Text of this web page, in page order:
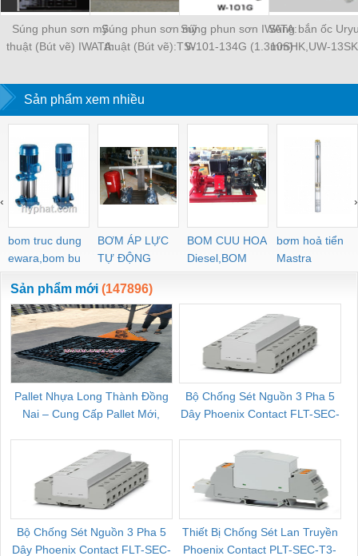
Súng phun sơn mỹ
thuật (Bút vẽ) IWATA:
Súng phun sơn mỹ
thuật (Bút vẽ):TS-
3(0.3mm)
Súng phun sơn IWATA:
W101-134G (1.3mm)
Súng bắn ốc
10SHK,UW-
Sản phẩm xem nhiều
bom truc dung
ewara,bom bu
ewara
BƠM ÁP LỰC
TỰ ĐỘNG
BOM CUU HOA
Diesel,BOM
CHUA CHAY
bơm hoả tiển
Mastra
‹ ›
Sản phẩm mới (147896)
Pallet Nhựa Long Thành Đồng
Nai – Cung Cấp Pallet Mới,
Bộ Chống Sét Nguồn 3 Pha 5
Dây Phoenix Contact FLT-SEC-
Bộ Chống Sét Nguồn 3 Pha 5
Dây Phoenix Contact FLT-SEC-
Thiết Bị Chống Sét Lan Truyền
Phoenix Contact PLT-SEC-T3-